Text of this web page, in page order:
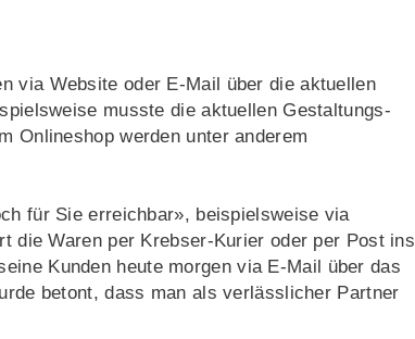
via Website oder E-Mail über die aktuellen
musste die aktuellen Gestaltungs-
Onlineshop werden unter anderem
für Sie erreichbar», beispielsweise via
die Waren per Krebser-Kurier oder per Post ins
Kunden heute morgen via E-Mail über das
betont, dass man als verlässlicher Partner